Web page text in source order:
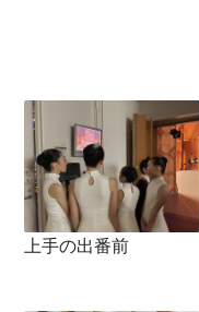
上手の出番前